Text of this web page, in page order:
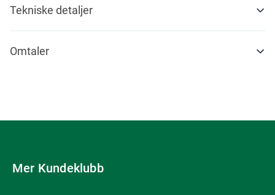
Tekniske detaljer
Omtaler
Mer Kundeklubb